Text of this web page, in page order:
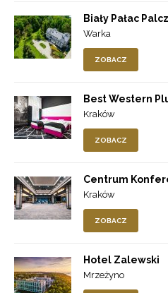
Biały Pałac
Warka
ZOBACZ
Best Western
Kraków
ZOBACZ
Centrum
Kraków
ZOBACZ
Hotel Zalewski
Mrzeżyno